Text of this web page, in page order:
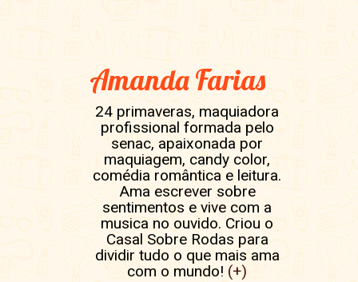
Amanda Farias
24 primaveras, maquiadora
profissional formada pelo
senac, apaixonada por
maquiagem, candy color,
comédia romântica e leitura.
Ama escrever sobre
sentimentos e vive com a
musica no ouvido. Criou o
Casal Sobre Rodas para
dividir tudo o que mais ama
com o mundo! (+)